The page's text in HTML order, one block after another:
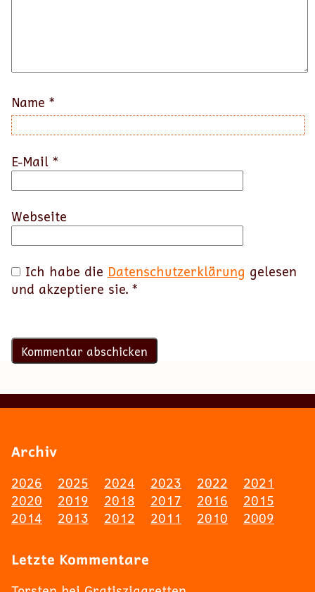
Name *
E-Mail *
Webseite
Ich habe die Datenschutzerklärung gelesen
und akzeptiere sie. *
Archiv
2026 2025 2024 2023 2022
2021
2020
2019 2018 2017 2016
2015
2014
2013 2012 2011 2010 2009
Letzte Kommentare